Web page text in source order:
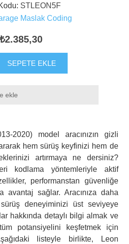
STLEON5F
Maslak Coding
₺2.385,30
SEPETE EKLE
ekle
2020) model aracınızın gizli
hem sürüş keyfinizi hem de
artırmaya ne dersiniz?
kodlama yöntemleriyle aktif
performanstan güvenliğe
avantaj sağlar. Aracınıza daha
deneyiminizi üst seviyeye
hakkında detaylı bilgi almak ve
potansiyelini keşfetmek için
listeyle birlikte, Leon